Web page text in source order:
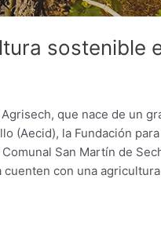
sostenible
que nace de un
(Aecid), la Fundación
San Martín de
con una